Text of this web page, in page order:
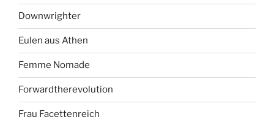
Downwrighter
Eulen aus Athen
Femme Nomade
Forwardtherevolution
Frau Facettenreich